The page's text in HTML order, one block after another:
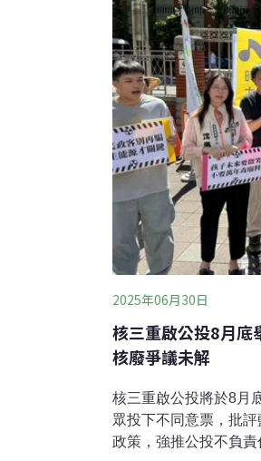
處，如未申請經費募
近
2025年06月30日
核三重啟公投8月底
核廢爭議未解
核三重啟公投將於8月
眾投下不同意票，批
政策，強推公投不負